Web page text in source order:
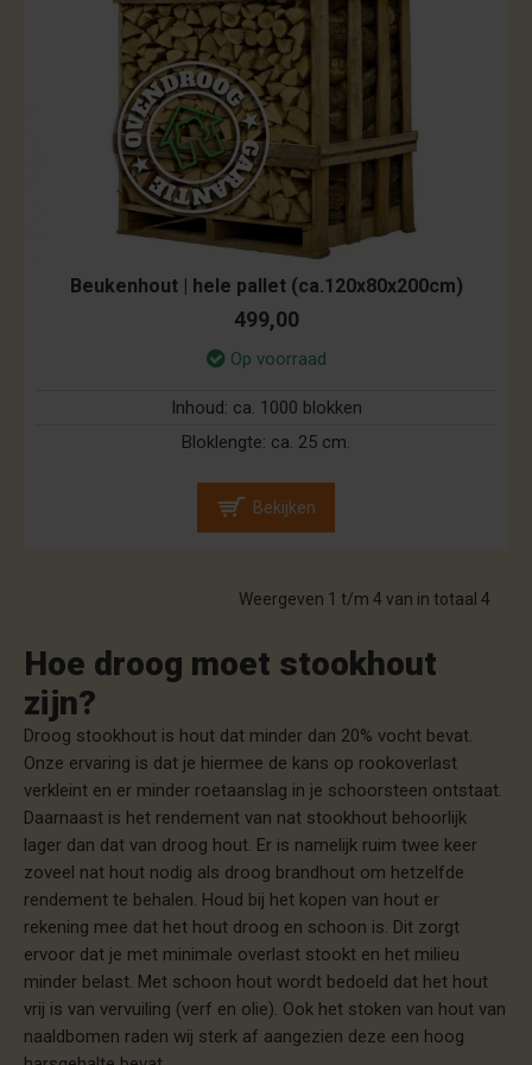
Beukenhout | hele pallet (ca.120x80x200cm)
499,00
Op voorraad
Inhoud: ca. 1000 blokken
Bloklengte: ca. 25 cm.
Bekijken
Weergeven 1 t/m 4 van in totaal 4
Hoe droog moet stookhout
zijn?
Droog stookhout is hout dat minder dan 20% vocht bevat.
Onze ervaring is dat je hiermee de kans op rookoverlast
verkleint en er minder roetaanslag in je schoorsteen ontstaat.
Daarnaast is het rendement van nat stookhout behoorlijk
lager dan dat van droog hout. Er is namelijk ruim twee keer
zoveel nat hout nodig als droog brandhout om hetzelfde
rendement te behalen. Houd bij het kopen van hout er
rekening mee dat het hout droog en schoon is. Dit zorgt
ervoor dat je met minimale overlast stookt en het milieu
minder belast. Met schoon hout wordt bedoeld dat het hout
vrij is van vervuiling (verf en olie). Ook het stoken van hout van
naaldbomen raden wij sterk af aangezien deze een hoog